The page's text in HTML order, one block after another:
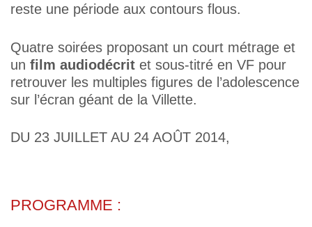
reste une période aux contours flous.
Quatre soirées proposant un court métrage et
un film audiodécrit et sous-titré en VF pour
retrouver les multiples figures de l’adolescence
sur l’écran géant de la Villette.
DU 23 JUILLET AU 24 AOÛT 2014,
PROGRAMME :